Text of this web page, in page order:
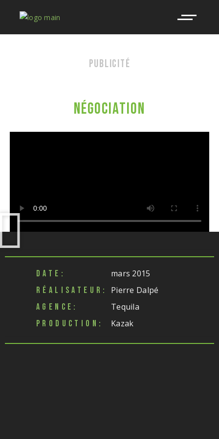
PUBLICITÉ
NÉGOCIATION
DATE: mars 2015
RÉALISATEUR: Pierre Dalpé
AGENCE: Tequila
PRODUCTION: Kazak